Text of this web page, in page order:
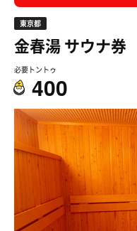
東京都
金春湯サウナ券
必要トントゥ
400